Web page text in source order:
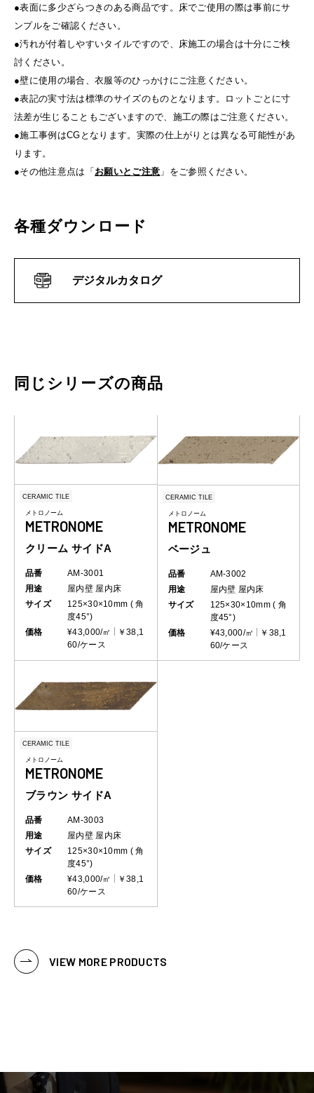
●表面に多少ざらつきのある商品です。床でご使用の際は事前にサ
ンプルをご確認ください。
●汚れが付着しやすいタイルですので、床施工の場合は十分にご検
討ください。
●壁に使用の場合、衣服等のひっかけにご注意ください。
●表記の実寸法は標準のサイズのものとなります。ロットごとに寸
法差が生じることもございますので、施工の際はご注意ください。
●施工事例はCGとなります。実際の仕上がりとは異なる可能性があ
ります。
●その他注意点は「 お願いとご注意 」をご参照ください。
各種ダウンロード
デジタルカタログ
同じシリーズの商品
CERAMIC TILE
メトロノーム
METRONOME
クリーム サイドA
品番
AM-3001
用途
屋内壁 屋内床
サイズ
125×30×10mm ( 角
度45°)
価格
¥43,000/㎡
￥38,1
60/ケース
CERAMIC TILE
メトロノーム
METRONOME
ベージュ
品番
AM-3002
用途
屋内壁 屋内床
サイズ
125×30×10mm ( 角
度45°)
価格
¥43,000/㎡
￥38,1
60/ケース
CERAMIC TILE
メトロノーム
METRONOME
ブラウン サイドA
品番
AM-3003
用途
屋内壁 屋内床
サイズ
125×30×10mm ( 角
度45°)
価格
¥43,000/㎡
￥38,1
60/ケース
VIEW MORE PRODUCTS